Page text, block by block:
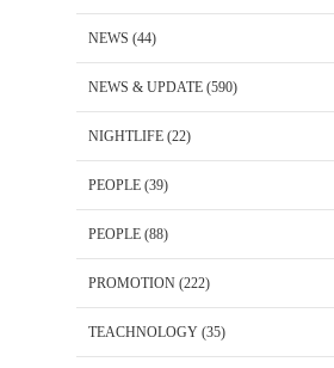
NEWS (44)
NEWS & UPDATE (590)
NIGHTLIFE (22)
PEOPLE (39)
PEOPLE (88)
PROMOTION (222)
TEACHNOLOGY (35)